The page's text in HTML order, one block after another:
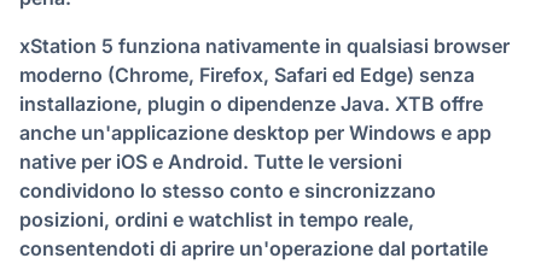
xStation 5 funziona nativamente in qualsiasi browser
moderno (Chrome, Firefox, Safari ed Edge) senza
installazione, plugin o dipendenze Java. XTB offre
anche un'applicazione desktop per Windows e app
native per iOS e Android. Tutte le versioni
condividono lo stesso conto e sincronizzano
posizioni, ordini e watchlist in tempo reale,
consentendoti di aprire un'operazione dal portatile